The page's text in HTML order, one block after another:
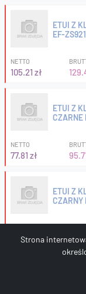
ETUI Z
EF-
NETTO
105.21 zł
ETUI Z
CZARNE
NETTO
77.81 zł
ETUI Z
CZARNY
53.10 zł
ETUI Z
BIAŁY
Strona